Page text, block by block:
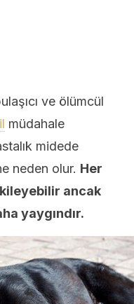
ve ölümcül
müdahale
midede
neden olur. Her
ancak
yaygındır.